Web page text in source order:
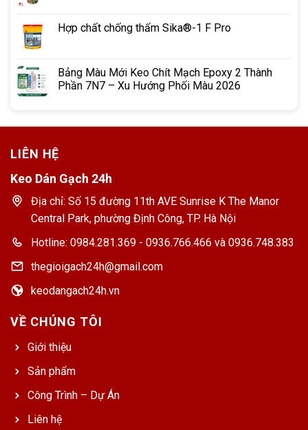
Hợp chất chống thấm Sika®-1 F Pro
Bảng Màu Mới Keo Chít Mạch Epoxy 2 Thành
Phần 7N7 – Xu Hướng Phối Màu 2026
LIÊN HỆ
Keo Dán Gạch 24h
Địa chỉ: Số 15 đường 11th AVE Sunrise K The Manor
Central Park, phường Định Công, TP. Hà Nội
Hotline: 0984.281.369 - 0936.766.466 và 0936.748.383
thegioigach24h@gmail.com
keodangach24h.vn
VỀ CHÚNG TÔI
Giới thiệu
Sản phẩm
Công Trình – Dự Án
Liên hệ